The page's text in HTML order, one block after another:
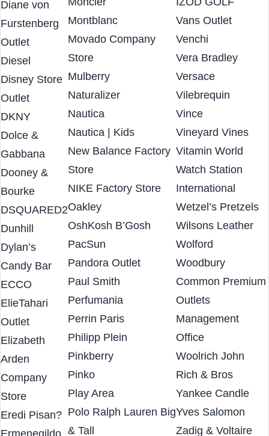
Desigual
Diane von
Furstenberg
Outlet
Diesel
Disney Store
Outlet
DKNY
Dolce &
Gabbana
Dooney &
Bourke
DSQUARED2
Dunhill
Dylan’s
Candy Bar
ECCO
ElieTahari
Outlet
Elizabeth
Arden
Company
Store
Molton Brown
Moncler
Montblanc
Movado Company
Store
Mulberry
Naturalizer
Nautica
Nautica | Kids
New Balance Factory
Store
NIKE Factory Store
Oakley
OshKosh B’Gosh
PacSun
Pandora Outlet
Paul Smith
Perfumania
Perrin Paris
Philipp Plein
Pinkberry
Pinko
Play Area
Van Heusen |
IZOD GOLF
Vans Outlet
Venchi
Vera Bradley
Versace
Vilebrequin
Vince
Vineyard Vines
Vitamin World
Watch Station
International
Wetzel’s Pretzels
Wilsons Leather
Wolford
Woodbury
Common Premium
Outlets
Management
Office
Woolrich John
Rich & Bros
Yankee Candle